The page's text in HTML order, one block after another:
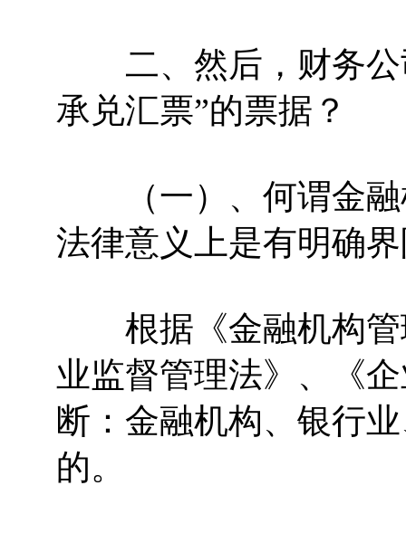
二、然后，财务公
承兑汇票”的票据？
（一）、何谓金融
法律意义上是有明确
根据《金融机构管
业监督管理法》、《
断：金融机构、银行
的。